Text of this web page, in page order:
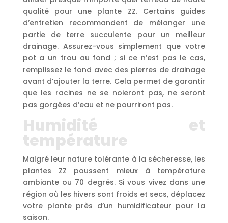
qualité pour une plante ZZ. Certains guides
d’entretien recommandent de mélanger une
partie de terre succulente pour un meilleur
drainage. Assurez-vous simplement que votre
pot a un trou au fond ; si ce n’est pas le cas,
remplissez le fond avec des pierres de drainage
avant d’ajouter la terre. Cela permet de garantir
que les racines ne se noieront pas, ne seront
pas gorgées d’eau et ne pourriront pas.
Humidité et
température
Malgré leur nature tolérante à la sécheresse, les
plantes ZZ poussent mieux à température
ambiante ou 70 degrés. Si vous vivez dans une
région où les hivers sont froids et secs, déplacez
votre plante près d’un humidificateur pour la
saison.